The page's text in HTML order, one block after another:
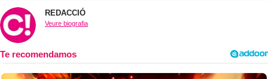
REDACCIÓ
Veure biografia